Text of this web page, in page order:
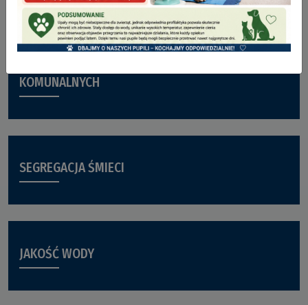
KOMUNALNYCH
SEGREGACJA ŚMIECI
JAKOŚĆ WODY